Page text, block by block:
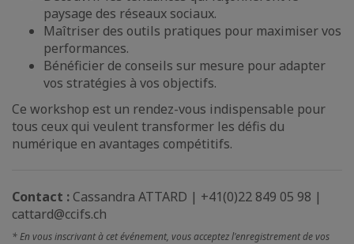
paysage des réseaux sociaux.
Maîtriser des outils pratiques pour maximiser vos
performances.
Bénéficier de conseils sur mesure pour adapter
vos stratégies à vos objectifs.
Ce workshop est un rendez-vous indispensable pour
tous ceux qui veulent transformer les défis du
numérique en avantages compétitifs.
Contact : Cassandra ATTARD | +41(0)22 849 05 98 |
cattard@ccifs.ch
* En vous inscrivant à cet événement, vous acceptez l'enregistrement de vos